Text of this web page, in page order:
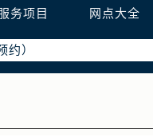
务项目 网点大全
前预约）
约）
约）